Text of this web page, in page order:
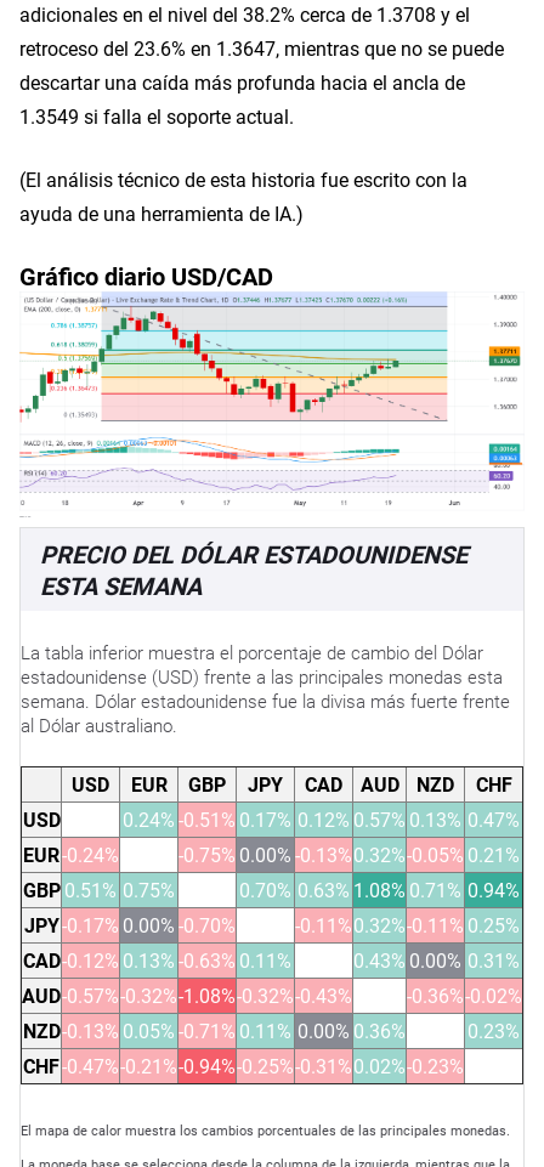
adicionales en el nivel del 38.2% cerca de 1.3708 y el
retroceso del 23.6% en 1.3647, mientras que no se puede
descartar una caída más profunda hacia el ancla de
1.3549 si falla el soporte actual.
(El análisis técnico de esta historia fue escrito con la
ayuda de una herramienta de IA.)
Gráfico diario USD/CAD
PRECIO DEL DÓLAR ESTADOUNIDENSE
ESTA SEMANA
La tabla inferior muestra el porcentaje de cambio del Dólar
estadounidense (USD) frente a las principales monedas esta
semana. Dólar estadounidense fue la divisa más fuerte frente
al Dólar australiano.
USD EUR GBP JPY CAD AUD NZD
CHF
USD
0.24%-0.51% 0.17% 0.12% 0.57% 0.13% 0.47%
EUR-0.24% -0.75% 0.00%-0.13%0.32%-0.05% 0.21%
GBP 0.51% 0.75% 0.70% 0.63% 1.08% 0.71% 0.94%
JPY-0.17% 0.00%-0.70% -0.11%0.32%-0.11% 0.25%
CAD-0.12% 0.13%-0.63% 0.11% 0.43% 0.00% 0.31%
AUD-0.57%-0.32%-1.08%-0.32%-0.43% -0.36%-0.02%
NZD-0.13% 0.05%-0.71% 0.11% 0.00% 0.36%
0.23%
CHF-0.47%-0.21%-0.94%-0.25%-0.31%0.02%-0.23%
El mapa de calor muestra los cambios porcentuales de las principales monedas.